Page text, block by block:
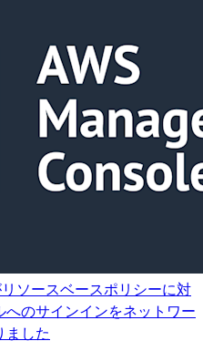
ソースベースポリシーに対
のサインインをネットワー
ました